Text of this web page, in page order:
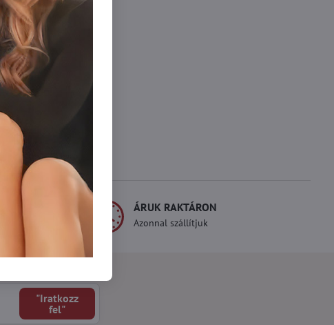
online fizetés
ÁRUK RAKTÁRON
Azonnal szállítjuk
"Iratkozz
fel"